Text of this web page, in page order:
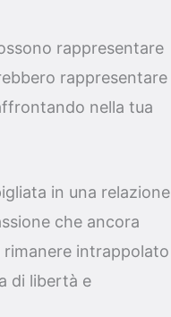
rappresentare
rappresentare
nella tua
in una relazione
che ancora
intrappolato
di libertà e